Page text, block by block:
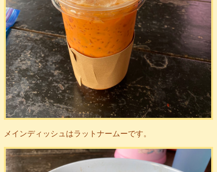
メインディッシュはラットナームーです。